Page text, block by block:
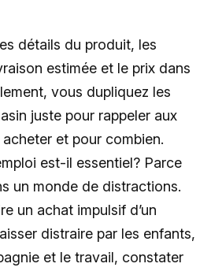
détails du produit, les
estimée et le prix dans
vous dupliquez les
juste pour rappeler aux
et pour combien.
est-il essentiel? Parce
un monde de distractions.
un achat impulsif d’un
distraire par les enfants,
et le travail, constater